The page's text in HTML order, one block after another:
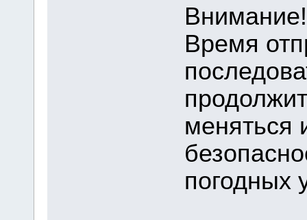
Внимание!
Время
меняться
погодных